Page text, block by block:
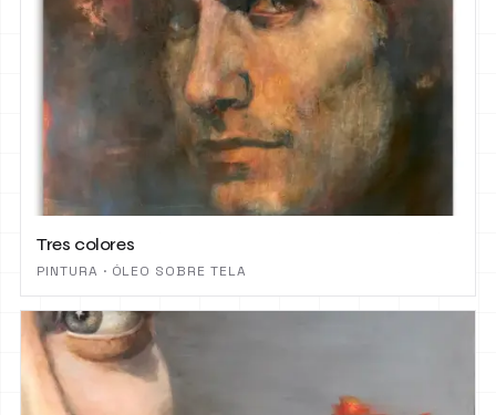
Tres colores
PINTURA · ÓLEO SOBRE TELA